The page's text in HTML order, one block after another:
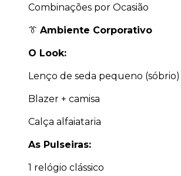
Combinações por Ocasião
👔 Ambiente Corporativo
O Look:
Lenço de seda pequeno (sóbrio)
Blazer + camisa
Calça alfaiataria
As Pulseiras:
1 relógio clássico